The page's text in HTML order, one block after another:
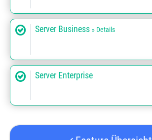
Server Business » Details
Server Enterprise